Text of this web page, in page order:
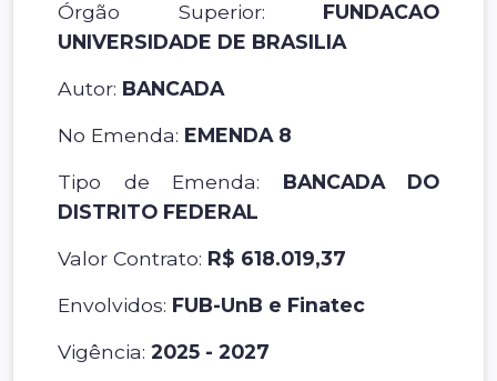
Órgão Superior: FUNDACAO
UNIVERSIDADE DE BRASILIA
Autor: BANCADA
No Emenda: EMENDA 8
Tipo de Emenda: BANCADA DO
DISTRITO FEDERAL
Valor Contrato: R$ 618.019,37
Envolvidos: FUB-UnB e Finatec
Vigência: 2025 - 2027